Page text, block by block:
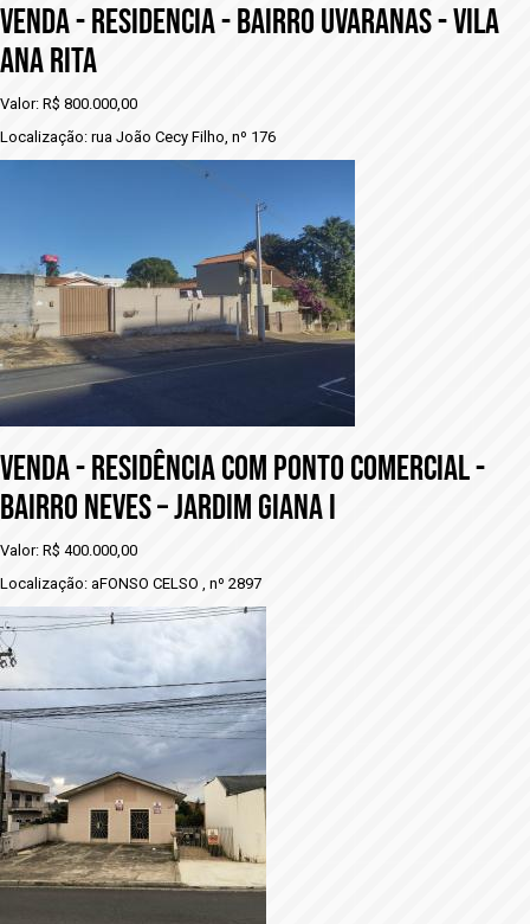
VENDA - RESIDENCIA - BAIRRO UVARANAS - VILA
ANA RITA
Valor: R$ 800.000,00
Localização: rua João Cecy Filho, nº 176
VENDA - RESIDÊNCIA COM PONTO COMERCIAL -
BAIRRO NEVES – JARDIM GIANA I
Valor: R$ 400.000,00
Localização: aFONSO CELSO , nº 2897